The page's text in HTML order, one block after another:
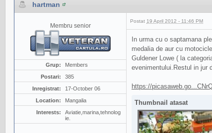
hartman
Membru senior
Grup:
Members
Postari:
385
Inregistrat:
17-October 06
Location:
Mangalia
Interests:
Aviatie,marina,tehnolog
ie.
Postat 19 April 2012 - 11:46 PM
In urma cu o saptamana
medalia de aur cu
Guldener Lowe ( la
evenimentului.Restul in jur
https://
Thumbnail atasat